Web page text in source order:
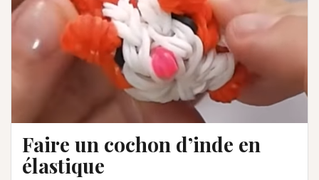
Faire un cochon d’inde en
élastique